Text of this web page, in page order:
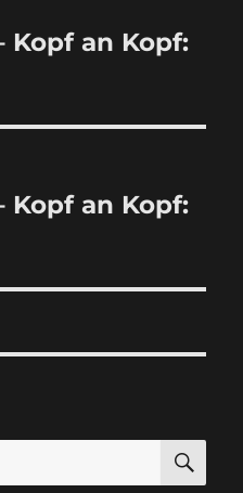
Kopf an Kopf:
Kopf an Kopf: